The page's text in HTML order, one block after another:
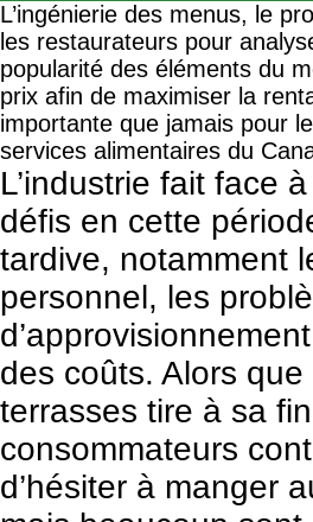
L’ingénierie des menus, le
les restaurateurs pour
popularité des éléments du
prix afin de maximiser la
importante que jamais pour
services alimentaires du
L’industrie fait face
défis en cette
tardive, notamment
personnel, les
des coûts. Alors
terrasses tire à sa
consommateurs
d’hésiter à manger